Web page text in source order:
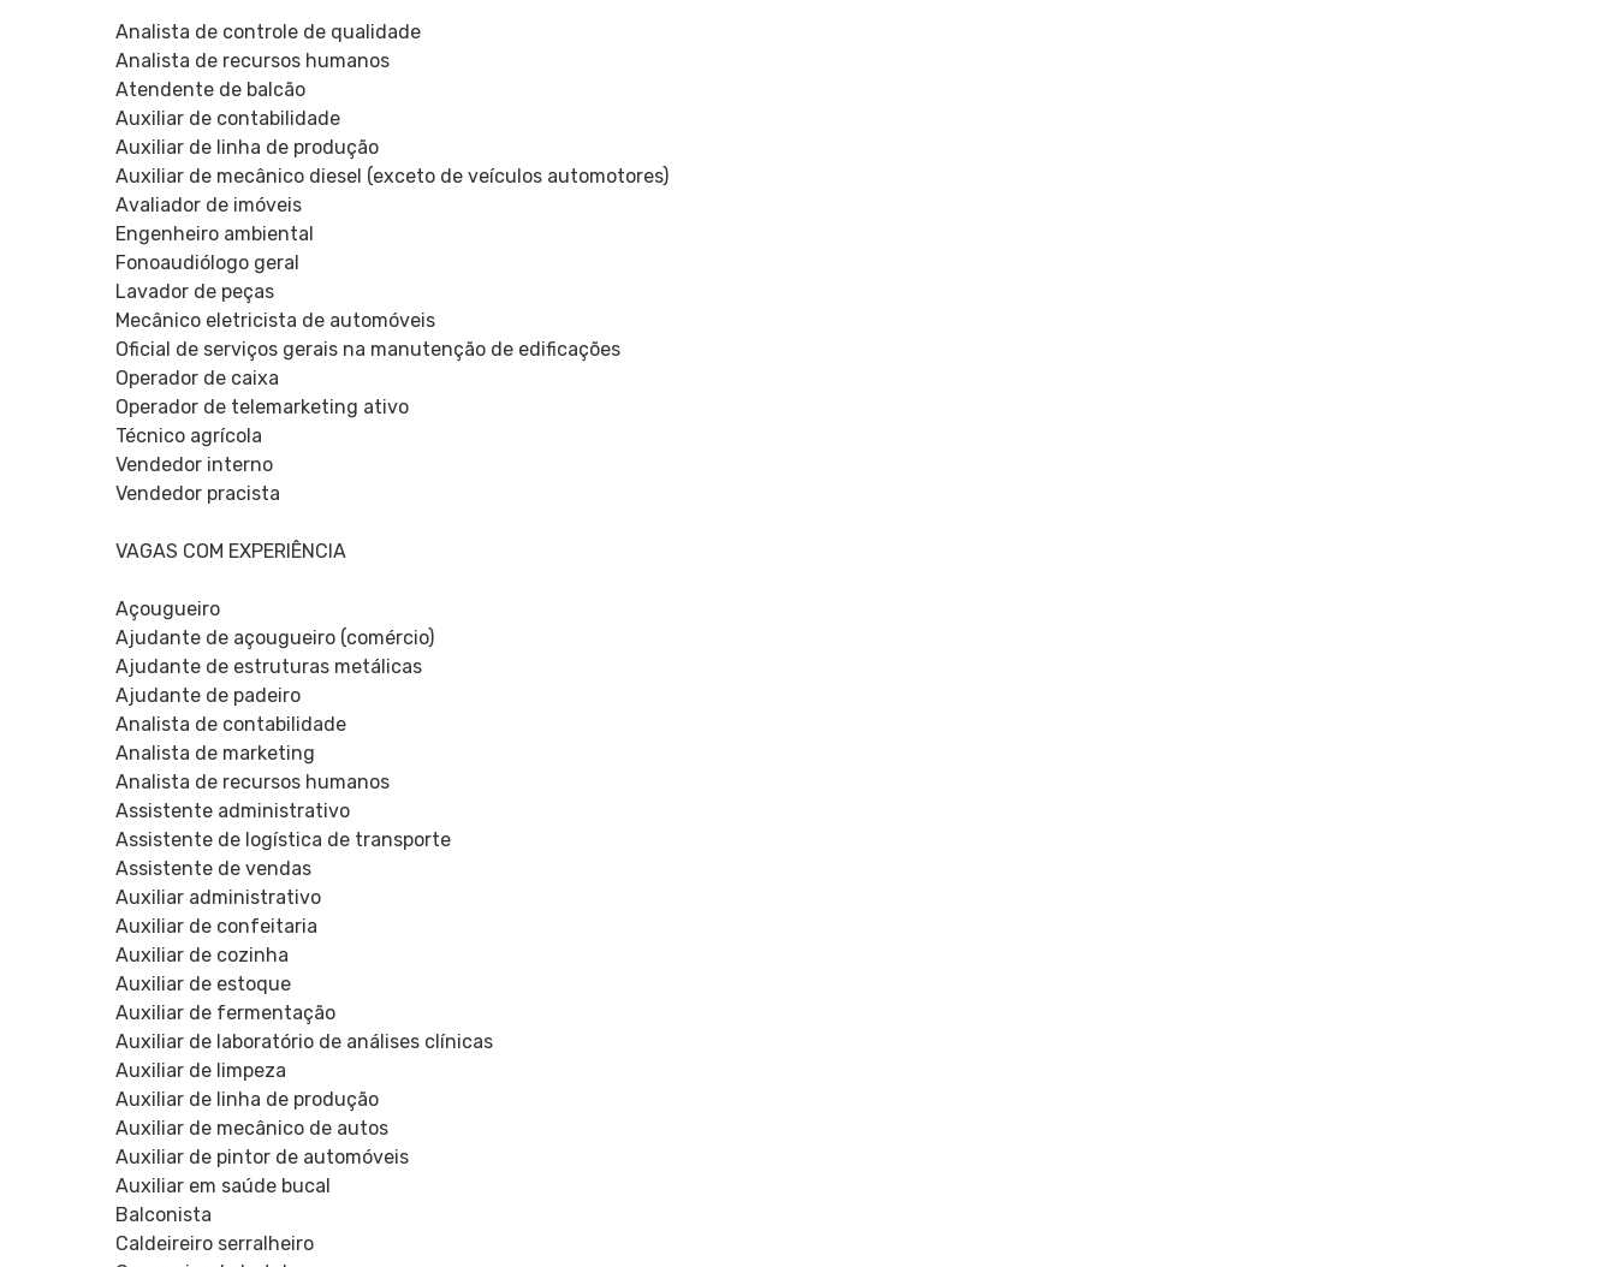
Analista de controle de qualidade
Analista de recursos humanos
Atendente de balcão
Auxiliar de contabilidade
Auxiliar de linha de produção
Auxiliar de mecânico diesel (exceto de veículos automotores)
Avaliador de imóveis
Engenheiro ambiental
Fonoaudiólogo geral
Lavador de peças
Mecânico eletricista de automóveis
Oficial de serviços gerais na manutenção de edificações
Operador de caixa
Operador de telemarketing ativo
Técnico agrícola
Vendedor interno
Vendedor pracista
VAGAS COM EXPERIÊNCIA
Açougueiro
Ajudante de açougueiro (comércio)
Ajudante de estruturas metálicas
Ajudante de padeiro
Analista de contabilidade
Analista de marketing
Analista de recursos humanos
Assistente administrativo
Assistente de logística de transporte
Assistente de vendas
Auxiliar administrativo
Auxiliar de confeitaria
Auxiliar de cozinha
Auxiliar de estoque
Auxiliar de fermentação
Auxiliar de laboratório de análises clínicas
Auxiliar de limpeza
Auxiliar de linha de produção
Auxiliar de mecânico de autos
Auxiliar de pintor de automóveis
Auxiliar em saúde bucal
Balconista
Caldeireiro serralheiro